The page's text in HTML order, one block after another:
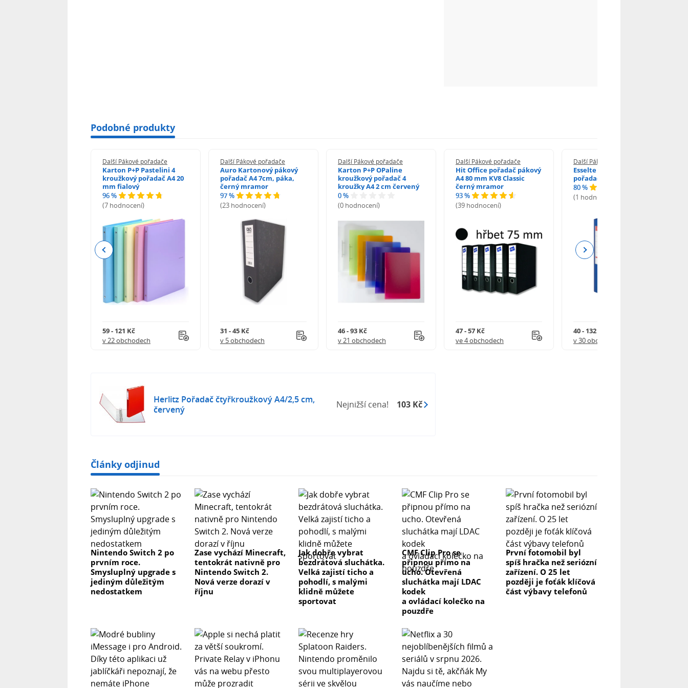
Podobné produkty
Další Pákové pořadače
Karton P+P Pastelini 4
kroužkový pořadač A4 20
mm fialový
96 %
(7 hodnocení)
59 - 121 Kč
v 22 obchodech
Další Pákové pořadače
Auro Kartonový pákový
pořadač A4 7cm, páka,
černý mramor
97 %
(23 hodnocení)
31 - 45 Kč
v 5 obchodech
Další Pákové pořadače
Karton P+P OPaline
kroužkový pořadač 4
kroužky A4 2 cm červený
0 %
(0 hodnocení)
46 - 93 Kč
v 21 obchodech
Další Pákové pořadače
Hit Office pořadač pákový
A4 80 mm KV8 Classic
černý mramor
93 %
(39 hodnocení)
47 - 57 Kč
ve 4 obchodech
Další Pákové pořadače
Esselte Economy pákový
pořadač A4 7,5 cm modrý
80 %
(1 hodnocení)
40 - 132 Kč
v 30 obchodech
Previous Next
Herlitz Pořadač čtyřkroužkový A4/2,5 cm,
červený
Nejnižší cena! 103 Kč
Články odjinud
Nintendo Switch 2 po
prvním roce.
Smysluplný upgrade s
jediným důležitým
nedostatkem
Zase vychází Minecraft,
tentokrát nativně pro
Nintendo Switch 2.
Nová verze dorazí v
říjnu
Jak dobře vybrat
bezdrátová sluchátka.
Velká zajistí ticho a
pohodlí, s malými
klidně můžete
sportovat
CMF Clip Pro se
připnou přímo na
ucho. Otevřená
sluchátka mají LDAC
kodek
a ovládací kolečko na
pouzdře
První fotomobil byl
spíš hračka než seriózní
zařízení. O 25 let
později je foťák klíčová
část výbavy telefonů